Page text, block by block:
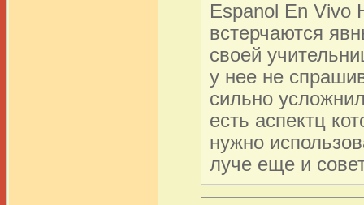
Espanol En Vivo
встерчаются
своей
у нее не
сильно
есть аспектц
нужно
луче еще и